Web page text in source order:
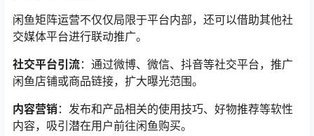
闲鱼矩阵运营不仅仅局限于平台内部，还可以借助其他社
交媒体平台进行联动推广。
社交平台引流：通过微博、微信、抖音等社交平台，推广
闲鱼店铺或商品链接，扩大曝光范围。
内容营销：发布和产品相关的使用技巧、好物推荐等软性
内容，吸引潜在用户前往闲鱼购买。